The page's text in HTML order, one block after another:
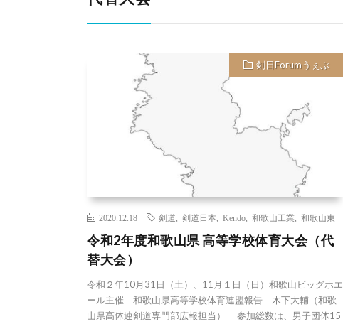
剣日Forumうぇぶ
2020.12.18 剣道 剣道日本 Kendo 和歌山工業 和歌山東
令和2年度和歌山県 高等学校体育大会（代
替大会）
令和２年10月31日（土）、11月１日（日）和歌山ビッグホエ
ール主催 和歌山県高等学校体育連盟報告 木下大輔（和歌
山県高体連剣道専門部広報担当） 参加総数は、男子団体15